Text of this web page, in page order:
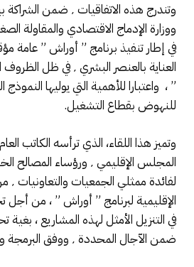
ووزارة الإدماج الاقتصادي والمقاولة
في إطار تنفيذ برنامج ” أوراش ” عامة
العناية بالعنصر
للنهوض بقطاع التشغيل.
المجلس الإقليمي ٬ ورؤساء
الإقليمية لبرنامج ” أوراش ” ، من أجل
في التنزيل الأمثل لهذه المشاريع ، بغية
ضمن الآجال المحددة ٬ ووفق البرمجة والمنهجية المسطرة.